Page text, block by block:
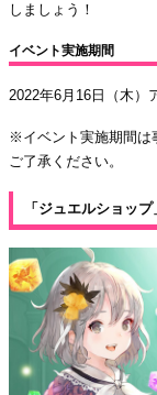
しましょう！
イベント実施期間
2022年6月16日（木）
※イベント実施期間は
ご了承ください。
「ジュエルショッ